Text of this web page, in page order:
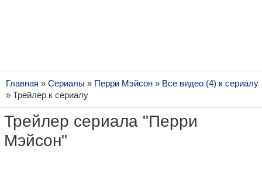
Главная » Сериалы » Перри Мэйсон » Все видео (4) к сериалу
» Трейлер к сериалу
Трейлер сериала "Перри
Мэйсон"